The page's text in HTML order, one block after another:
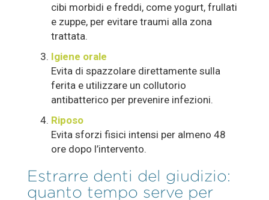
cibi morbidi e freddi, come yogurt, frullati
e zuppe, per evitare traumi alla zona
trattata.
Igiene orale
Evita di spazzolare direttamente sulla
ferita e utilizzare un collutorio
antibatterico per prevenire infezioni.
Riposo
Evita sforzi fisici intensi per almeno 48
ore dopo l’intervento.
Estrarre denti del giudizio:
quanto tempo serve per